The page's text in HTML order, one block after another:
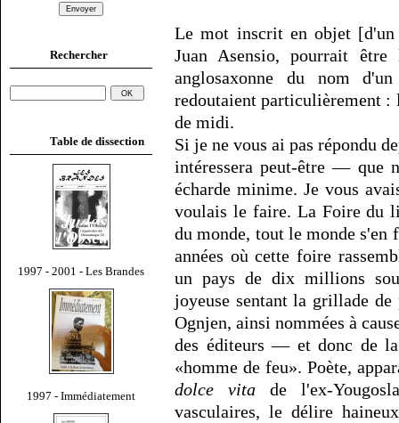
Rechercher
Table de dissection
1997 - 2001 - Les Brandes
1997 - Immédiatement
Le mot inscrit en objet [d'un
Juan Asensio, pourrait être
anglosaxonne du nom
redoutaient particulièrement :
de midi.
Si je ne vous ai pas répondu
intéressera peut-être — que
écharde minime. Je vous
voulais le faire. La Foire du
du monde, tout le monde s'en
années où cette foire
un pays de dix millions
joyeuse sentant la grillade
Ognjen, ainsi nommées à
des éditeurs — et donc de
«homme de feu». Poète,
dolce vitade l'ex-
vasculaires, le délire